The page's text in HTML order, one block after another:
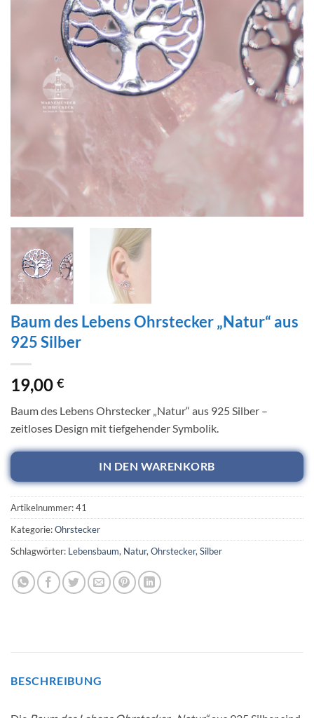
Baum des Lebens Ohrstecker „Natur“ aus
925 Silber
19,00 €
Baum des Lebens Ohrstecker „Natur“ aus 925 Silber –
zeitloses Design mit tiefgehender Symbolik.
IN DEN WARENKORB
Artikelnummer:41
Kategorie:Ohrstecker
Schlagwörter: Lebensbaum, Natur, Ohrstecker, Silber
BESCHREIBUNG